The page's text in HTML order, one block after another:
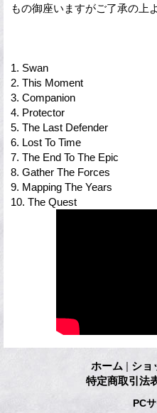
もの御座いますがご了承の上
1. Swan
2. This Moment
3. Companion
4. Protector
5. The Last Defender
6. Lost To Time
7. The End To The Epic
8. Gather The Forces
9. Mapping The Years
10. The Quest
ホーム | ショ
特定商取引法
PC